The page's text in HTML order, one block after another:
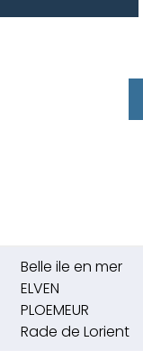
Belle ile en mer
ELVEN
PLOEMEUR
Rade de Lorient